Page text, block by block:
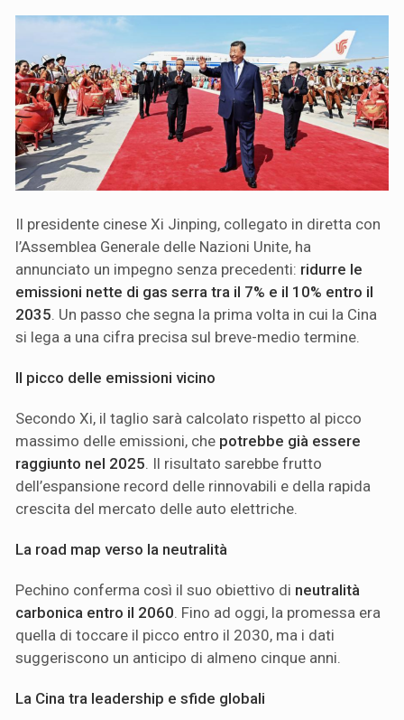
Il presidente cinese Xi Jinping, collegato in diretta con
l’Assemblea Generale delle Nazioni Unite, ha
annunciato un impegno senza precedenti: ridurre le
emissioni nette di gas serra tra il 7% e il 10% entro il
2035 . Un passo che segna la prima volta in cui la Cina
si lega a una cifra precisa sul breve-medio termine.
Il picco delle emissioni vicino
Secondo Xi, il taglio sarà calcolato rispetto al picco
massimo delle emissioni, che potrebbe già essere
raggiunto nel 2025 . Il risultato sarebbe frutto
dell’espansione record delle rinnovabili e della rapida
crescita del mercato delle auto elettriche.
La road map verso la neutralità
Pechino conferma così il suo obiettivo di neutralità
carbonica entro il 2060 . Fino ad oggi, la promessa era
quella di toccare il picco entro il 2030, ma i dati
suggeriscono un anticipo di almeno cinque anni.
La Cina tra leadership e sfide globali